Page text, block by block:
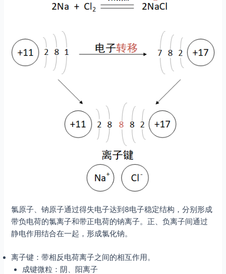
氯原子、钠原子通过得失电子达到8电子稳定结构，分别形成
带负电荷的氯离子和带正电荷的钠离子。正、负离子间通过
静电作用结合在一起，形成氯化钠。
离子键：带相反电荷离子之间的相互作用。
成键微粒：阴、阳离子